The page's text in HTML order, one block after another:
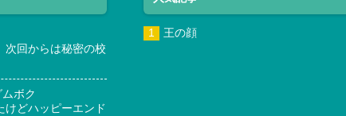
次回からは秘密の校
ボク
けどハッピーエンド
王の顔